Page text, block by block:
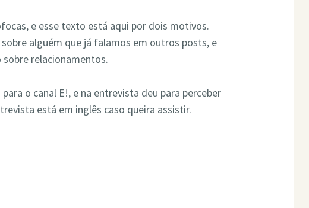
e esse texto está aqui por dois motivos.
alguém que já falamos em outros posts, e
relacionamentos.
o canal E!, e na entrevista deu para perceber
está em inglês caso queira assistir.